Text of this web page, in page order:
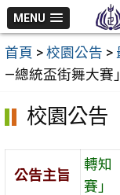
跳
至
主
要
MENU
首頁 > 校園公告 >
—總統盃街舞大賽」
校園公告
公告主旨
轉知
賽」